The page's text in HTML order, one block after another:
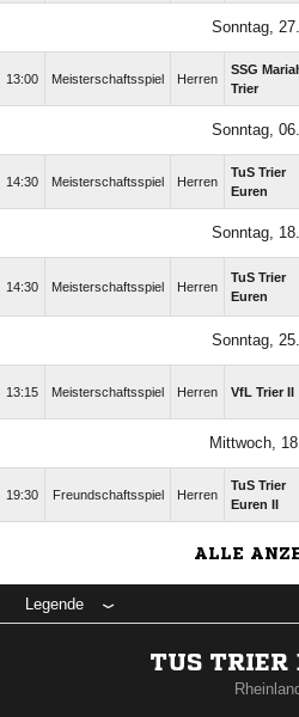
Sonntag,
13:00 Meisterschaftsspiel Herren
SSG
Trier
Sonntag,
14:30 Meisterschaftsspiel Herren
TuS Trier
Euren
Sonntag,
14:30 Meisterschaftsspiel Herren
TuS Trier
Euren
Sonntag,
13:15 Meisterschaftsspiel Herren VfL Trier II
Mittwoch,
19:30 Freundschaftsspiel Herren
TuS Trier
Euren II
ALLE
Legende
TUS TRIER